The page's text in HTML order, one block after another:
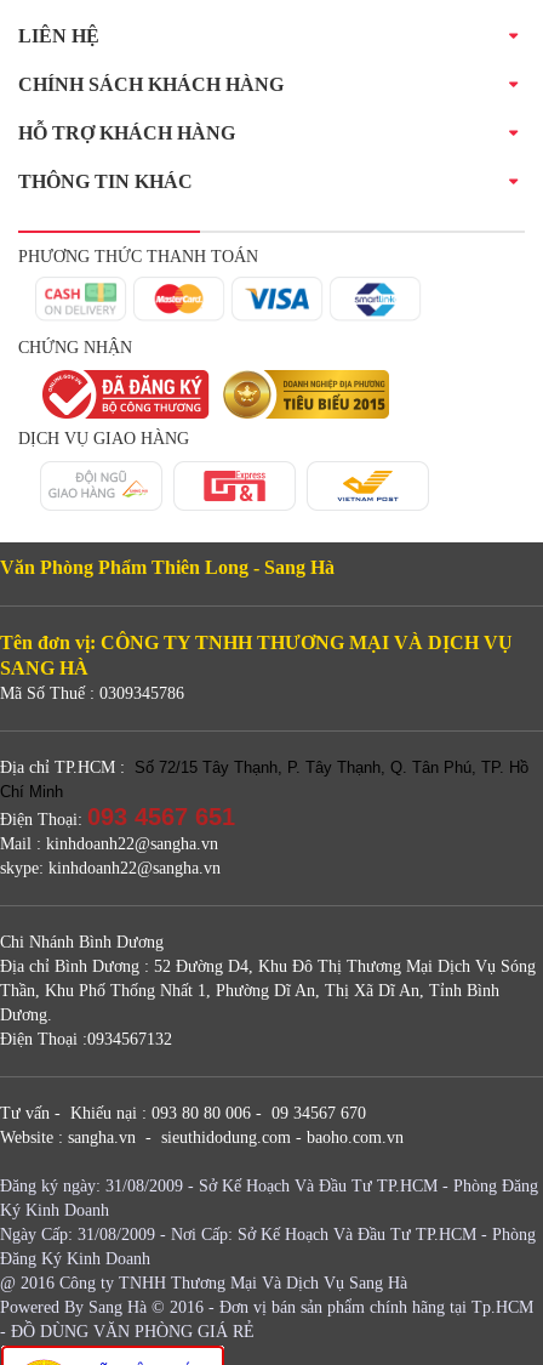
LIÊN HỆ
CHÍNH SÁCH KHÁCH HÀNG
HỖ TRỢ KHÁCH HÀNG
THÔNG TIN KHÁC
PHƯƠNG THỨC THANH TOÁN
CHỨNG NHẬN
DỊCH VỤ GIAO HÀNG
Văn Phòng Phẩm Thiên Long - Sang Hà
Tên đơn vị: CÔNG TY TNHH THƯƠNG MẠI VÀ DỊCH VỤ
SANG HÀ
Mã Số Thuế : 0309345786
Địa chỉ TP.HCM :
Số 72/15 Tây Thạnh, P. Tây Thạnh, Q. Tân Phú, TP. Hồ
Chí Minh
Điện Thoại: 093 4567 651
Mail : kinhdoanh22@sangha.vn
skype: kinhdoanh22@sangha.vn
Chi Nhánh Bình Dương
Địa chỉ Bình Dương : 52 Đường D4, Khu Đô Thị Thương Mại Dịch Vụ Sóng
Thần, Khu Phố Thống Nhất 1, Phường Dĩ An, Thị Xã Dĩ An, Tỉnh Bình
Dương.
Điện Thoại :0934567132
Tư vấn - Khiếu nại : 093 80 80 006 - 09 34567 670
Website : sangha.vn - sieuthidodung.com - baoho.com.vn
Đăng ký ngày: 31/08/2009 - Sở Kế Hoạch Và Đầu Tư TP.HCM - Phòng Đăng
Ký Kinh Doanh
Ngày Cấp: 31/08/2009 - Nơi Cấp: Sở Kế Hoạch Và Đầu Tư TP.HCM - Phòng
Đăng Ký Kinh Doanh
@ 2016 Công ty TNHH Thương Mại Và Dịch Vụ Sang Hà
Powered By Sang Hà © 2016 - Đơn vị bán sản phẩm chính hãng tại Tp.HCM
- ĐỒ DÙNG VĂN PHÒNG GIÁ RẺ